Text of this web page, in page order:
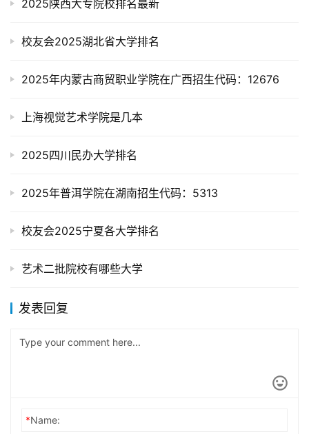
2025陕西大专院校排名最新
校友会2025湖北省大学排名
2025年内蒙古商贸职业学院在广西招生代码：12676
上海视觉艺术学院是几本
2025四川民办大学排名
2025年普洱学院在湖南招生代码：5313
校友会2025宁夏各大学排名
艺术二批院校有哪些大学
发表回复
*Name: